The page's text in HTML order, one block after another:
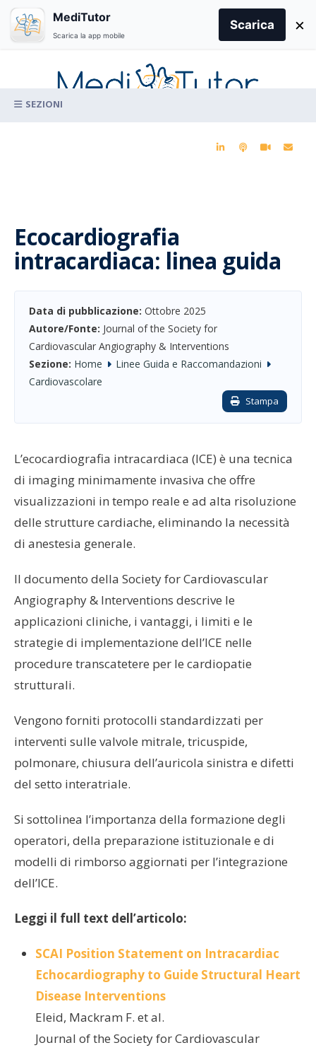
content
Ecocardiografia
intracardiaca: linea guida
Data di pubblicazione: Ottobre 2025
Autore/Fonte: Journal of the Society for
Cardiovascular Angiography & Interventions
Sezione: Home
Linee Guida e Raccomandazioni
Cardiovascolare
Stampa
L’ecocardiografia intracardiaca (ICE) è una tecnica
di imaging minimamente invasiva che offre
visualizzazioni in tempo reale e ad alta risoluzione
delle strutture cardiache, eliminando la necessità
di anestesia generale.
Il documento della Society for Cardiovascular
Angiography & Interventions descrive le
applicazioni cliniche, i vantaggi, i limiti e le
strategie di implementazione dell’ICE nelle
procedure transcatetere per le cardiopatie
strutturali.
Vengono forniti protocolli standardizzati per
interventi sulle valvole mitrale, tricuspide,
polmonare, chiusura dell’auricola sinistra e difetti
del setto interatriale.
Si sottolinea l’importanza della formazione degli
operatori, della preparazione istituzionale e di
modelli di rimborso aggiornati per l’integrazione
dell’ICE.
Leggi il full text dell’articolo:
SCAI Position Statement on Intracardiac
Echocardiography to Guide Structural Heart
Disease Interventions
Eleid, Mackram F. et al.
Journal of the Society for Cardiovascular
for:
MediTutor
Scarica la app mobile
Scarica ×